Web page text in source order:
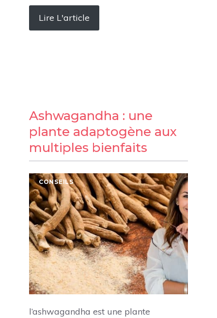
Lire L'article
Ashwagandha : une
plante adaptogène aux
multiples bienfaits
CONSEILS
l’ashwagandha est une plante